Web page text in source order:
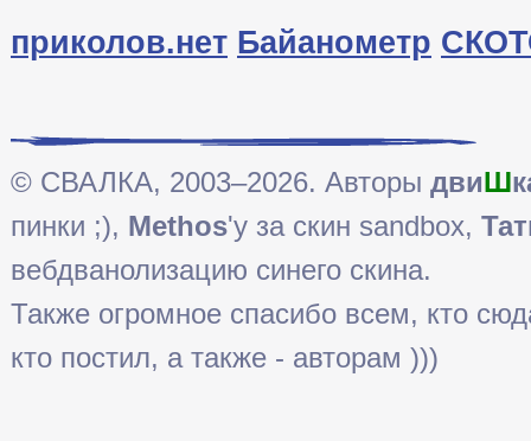
приколов.нет Байанометр
© СВАЛКА, 2003–2026. Авторы двиШ
пинки ;), Methos'у за скин sandbox,
вебдванолизацию синего скина.
Также огромное спасибо всем, кто
кто постил, а также - авторам )))